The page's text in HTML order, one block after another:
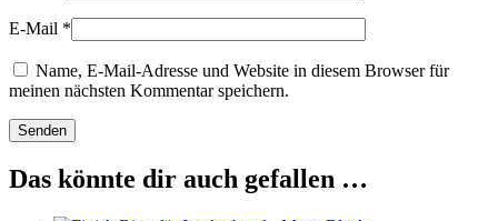
E-Mail *
Name, E-Mail-Adresse und Website in diesem Browser für
meinen nächsten Kommentar speichern.
Das könnte dir auch gefallen …